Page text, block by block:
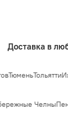
Доставка в
ТольяттиИжевск
ЧелныПенза